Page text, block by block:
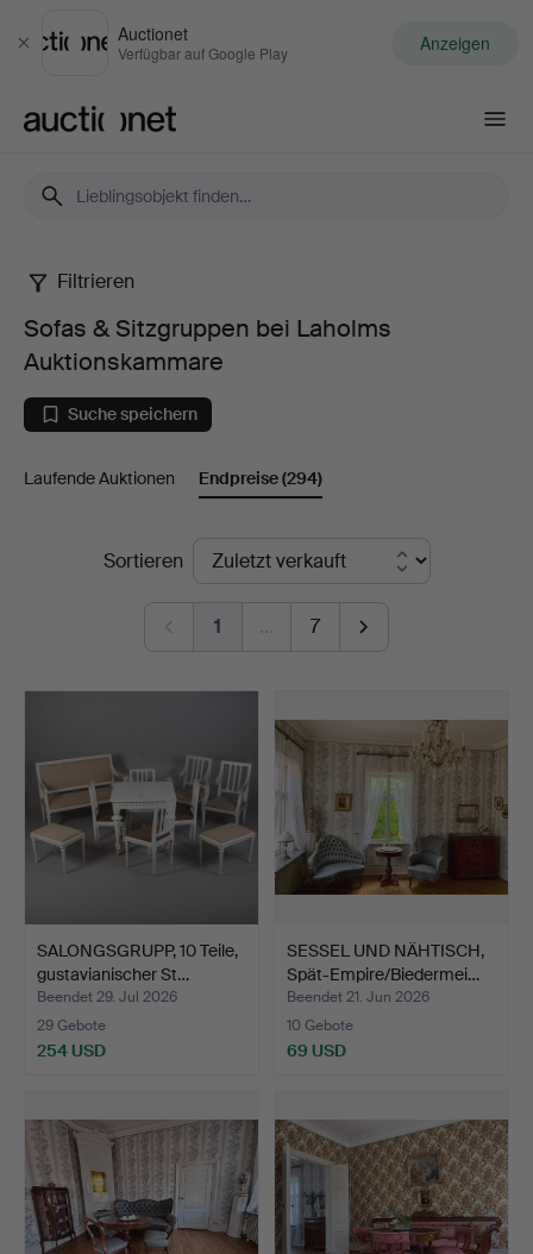
Schließen
Auctionet
Verfügbar auf Google Play Anzeigen
Sofas
Sitzgruppen
bei
Auktionskammare
Filtrieren
Sofas & Sitzgruppen bei Laholms
Auktionskammare
Suche speichern
Laufende Auktionen Endpreise(294)
EndpreiseSortieren
1 … 7
SALONGSGRUPP, 10 Teile,
gustavianischer St…
Beendet 29. Jul 2026
29 Gebote
254 USD
SESSEL UND NÄHTISCH,
Spät-Empire/Biedermei…
Beendet 21. Jun 2026
10 Gebote
69 USD